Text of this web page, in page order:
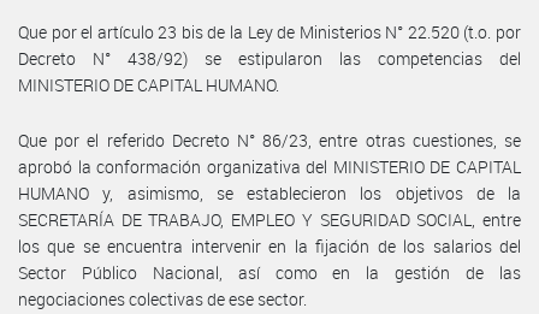
Que por el artículo 23 bis de la Ley de Ministerios N° 22.520 (t.o. por
Decreto N° 438/92) se estipularon las competencias del
MINISTERIO DE CAPITAL HUMANO.
Que por el referido Decreto N° 86/23, entre otras cuestiones, se
aprobó la conformación organizativa del MINISTERIO DE CAPITAL
HUMANO y, asimismo, se establecieron los objetivos de la
SECRETARÍA DE TRABAJO, EMPLEO Y SEGURIDAD SOCIAL, entre
los que se encuentra intervenir en la fijación de los salarios del
Sector Público Nacional, así como en la gestión de las
negociaciones colectivas de ese sector.